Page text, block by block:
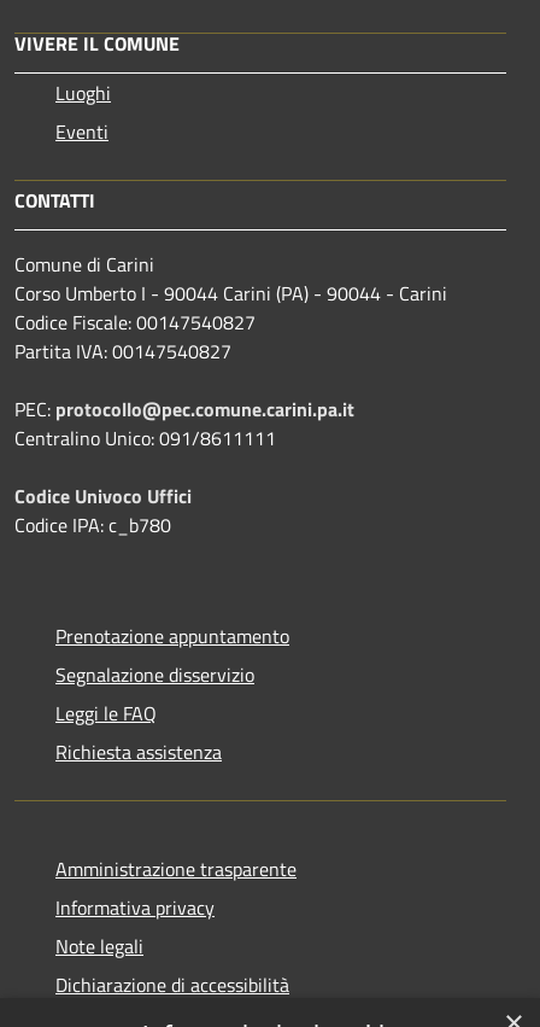
VIVERE IL COMUNE
Luoghi
Eventi
CONTATTI
Comune di Carini
Corso Umberto I - 90044 Carini (PA) - 90044 - Carini
Codice Fiscale: 00147540827
Partita IVA: 00147540827
PEC: protocollo@pec.comune.carini.pa.it
Centralino Unico: 091/8611111
Codice Univoco Uffici
Codice IPA: c_b780
Prenotazione appuntamento
Segnalazione disservizio
Leggi le FAQ
Richiesta assistenza
Amministrazione trasparente
Informativa privacy
Note legali
Dichiarazione di accessibilità